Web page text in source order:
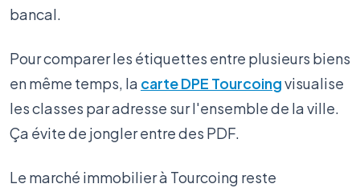
bancal.
Pour comparer les étiquettes entre plusieurs biens
en même temps, la carte DPE Tourcoingvisualise
les classes par adresse sur l'ensemble de la ville.
Ça évite de jongler entre des PDF.
Le marché immobilier à Tourcoing reste